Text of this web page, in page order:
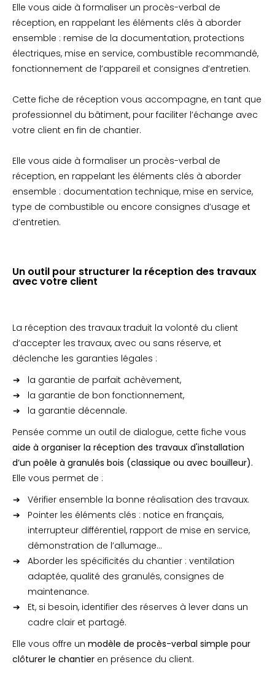
Elle vous aide à formaliser un procès-verbal de
réception, en rappelant les éléments clés à aborder
ensemble : remise de la documentation, protections
électriques, mise en service, combustible recommandé,
fonctionnement de l’appareil et consignes d’entretien.
Cette fiche de réception vous accompagne, en tant que
professionnel du bâtiment, pour faciliter l’échange avec
votre client en fin de chantier.
Elle vous aide à formaliser un procès-verbal de
réception, en rappelant les éléments clés à aborder
ensemble : documentation technique, mise en service,
type de combustible ou encore consignes d’usage et
d’entretien.
Un outil pour structurer la réception des travaux
avec votre client
La réception des travaux traduit la volonté du client
d’accepter les travaux, avec ou sans réserve, et
déclenche les garanties légales :
la garantie de parfait achèvement,
la garantie de bon fonctionnement,
la garantie décennale.
Pensée comme un outil de dialogue, cette fiche vous
aide à organiser la réception des travaux d'installation
d’un poêle à granulés bois (classique ou avec bouilleur).
Elle vous permet de :
Vérifier ensemble la bonne réalisation des travaux.
Pointer les éléments clés : notice en français,
interrupteur différentiel, rapport de mise en service,
démonstration de l’allumage…
Aborder les spécificités du chantier : ventilation
adaptée, qualité des granulés, consignes de
maintenance.
Et, si besoin, identifier des réserves à lever dans un
cadre clair et partagé.
Elle vous offre un modèle de procès-verbal simple pour
clôturer le chantier en présence du client.